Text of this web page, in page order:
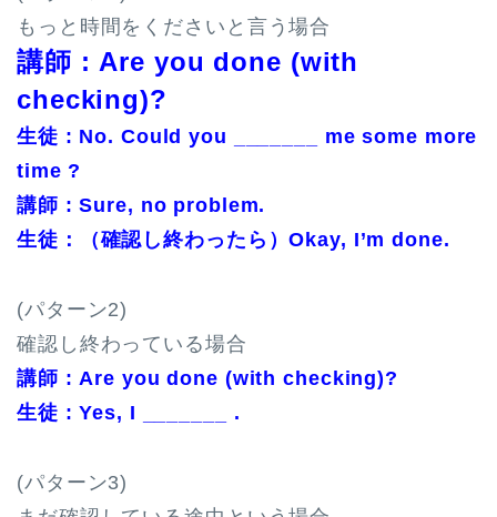
もっと時間をくださいと言う場合
講師 : Are you done (with
checking)?
生徒 : No. Could you _______ me some more
time ?
講師 : Sure, no problem.
生徒：（確認し終わったら）Okay, I’m done.
(パターン2)
確認し終わっている場合
講師 : Are you done (with checking)?
生徒 : Yes, I _______ .
(パターン3)